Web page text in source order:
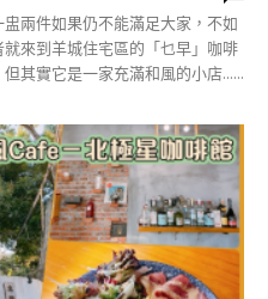
兩件如果仍不能滿足大家，不如
來到羊城住宅區的「乜早」咖啡
其實它是一家充滿和風的小店......